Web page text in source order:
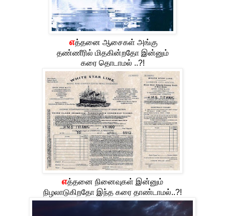
எத்தனை ஆசைகள் அங்கு
தண்ணீரில் மிதகின்றதோ இன்னும்
கரை தொடாமல் ..?!
எத்தனை நினைவுகள் இன்னும்
நிழலாடுகிறதோ இந்த கரை தாண்டாமல்..?!